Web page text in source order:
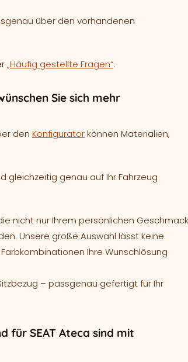
über den vorhandenen
„Häufig gestellte Fragen“.
Sie sich mehr
den Konfiguratorkönnen Materialien,
gleichzeitig genau auf Ihr Fahrzeug
nicht nur Ihrem persönlichen Geschmack
Unsere große Auswahl lässt keine
Ihre Wunschlösung
– passgenau gefertigt für Ihr
für SEAT Ateca sind mit